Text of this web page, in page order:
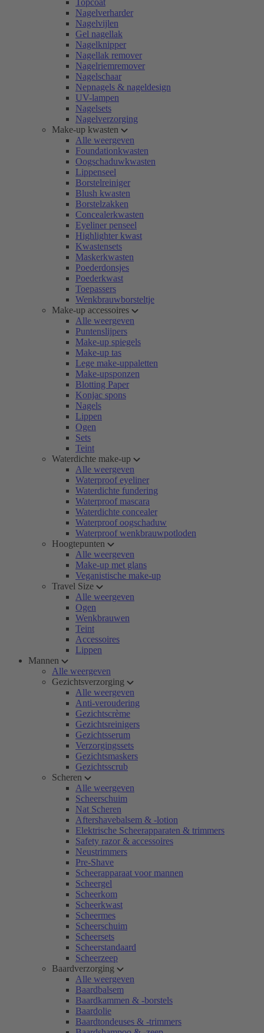
Topcoat
Nagelverharder
Nagelvijlen
Gel nagellak
Nagelknipper
Nagellak remover
Nagelriemremover
Nagelschaar
Nepnagels & nageldesign
UV-lampen
Nagelsets
Nagelverzorging
Make-up kwasten
Alle weergeven
Foundationkwasten
Oogschaduwkwasten
Lippenseel
Borstelreiniger
Blush kwasten
Borstelzakken
Concealerkwasten
Eyeliner penseel
Highlighter kwast
Kwastensets
Maskerkwasten
Poederdonsjes
Poederkwast
Toepassers
Wenkbrauwborsteltje
Make-up accessoires
Alle weergeven
Puntenslijpers
Make-up spiegels
Make-up tas
Lege make-uppaletten
Make-upsponzen
Blotting Paper
Konjac spons
Nagels
Lippen
Ogen
Sets
Teint
Waterdichte make-up
Alle weergeven
Waterproof eyeliner
Waterdichte fundering
Waterproof mascara
Waterdichte concealer
Waterproof oogschaduw
Waterproof wenkbrauwpotloden
Hoogtepunten
Alle weergeven
Make-up met glans
Veganistische make-up
Travel Size
Alle weergeven
Ogen
Wenkbrauwen
Teint
Accessoires
Lippen
Mannen
Alle weergeven
Gezichtsverzorging
Alle weergeven
Anti-veroudering
Gezichtscrème
Gezichtsreinigers
Gezichtsserum
Verzorgingssets
Gezichtsmaskers
Gezichtsscrub
Scheren
Alle weergeven
Scheerschuim
Nat Scheren
Aftershavebalsem & -lotion
Elektrische Scheerapparaten & trimmers
Safety razor & accessoires
Neustrimmers
Pre-Shave
Scheerapparaat voor mannen
Scheergel
Scheerkom
Scheerkwast
Scheermes
Scheerschuim
Scheersets
Scheerstandaard
Scheerzeep
Baardverzorging
Alle weergeven
Baardbalsem
Baardkammen & -borstels
Baardolie
Baardtondeuses & -trimmers